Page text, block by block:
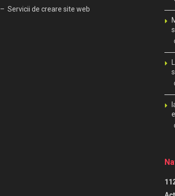
– Servicii de creare site web